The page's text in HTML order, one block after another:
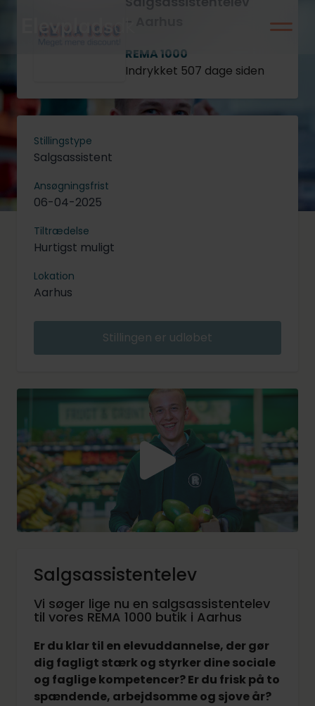
REMA 1000
Indrykket 507 dage siden
Stillingstype
Salgsassistent
Ansøgningsfrist
06-04-2025
Tiltrædelse
Hurtigst muligt
Lokation
Aarhus
Stillingen er udløbet
Salgsassistentelev
Vi søger lige nu en salgsassistentelev
til vores REMA 1000 butik i Aarhus
Er du klar til en elevuddannelse, der gør
dig fagligt stærk og styrker dine sociale
og faglige kompetencer? Er du frisk på to
spændende, arbejdsomme og sjove år?